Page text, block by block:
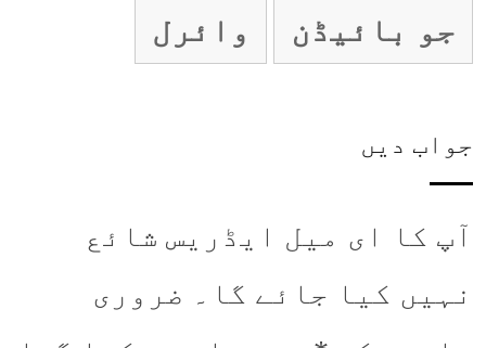
جو بائیڈن وائرل
جواب دیں
آپ کا ای میل ایڈریس شائع
نہیں کیا جائے گا۔ ضروری